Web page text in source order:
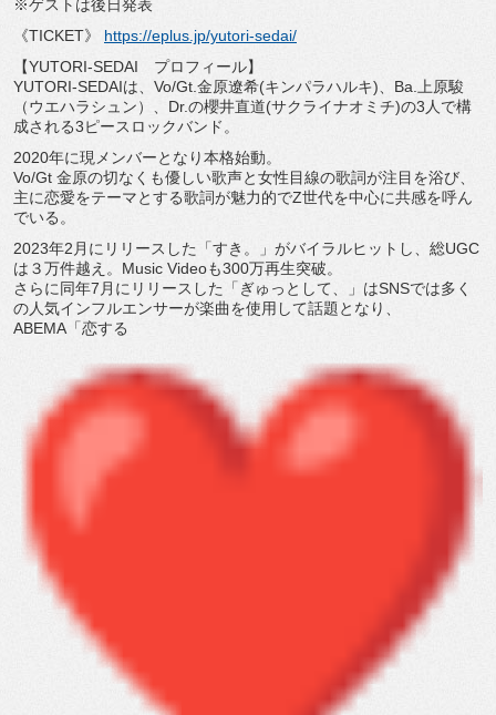
※ゲストは後日発表
《TICKET》 https://eplus.jp/yutori-sedai/
【YUTORI-SEDAI プロフィール】
YUTORI-SEDAIは、Vo/Gt.金原遼希(キンパラハルキ)、Ba.上原駿
（ウエハラシュン）、Dr.の櫻井直道(サクライナオミチ)の3人で構
成される3ピースロックバンド。
2020年に現メンバーとなり本格始動。
Vo/Gt 金原の切なくも優しい歌声と女性目線の歌詞が注目を浴び、
主に恋愛をテーマとする歌詞が魅力的でZ世代を中心に共感を呼ん
でいる。
2023年2月にリリースした「すき。」がバイラルヒットし、 総UGC
は３万件越え。Music Videoも300万再生突破。
さらに同年7月にリリースした「ぎゅっとして、」 はSNSでは多く
の人気インフルエンサーが楽曲を使用して話題と なり、
ABEMA「恋する